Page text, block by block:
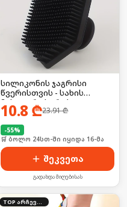
სილიკონის ჯაგრისი
წვერისთვის - სახის
მასაჟორი სკრაბი
10.8 ₾23.91₾
-55%
🛒 ბოლო 24სთ-ში იყიდა 16-მა
შეკვეთა
გადახდა მიღებისას
TOP არჩევანი